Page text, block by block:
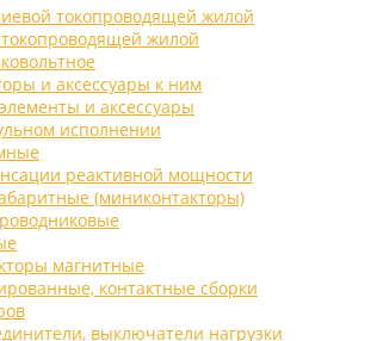
токопроводящей жилой
жилой
и аксессуары к ним
и аксессуары
исполнении
реактивной мощности
(миниконтакторы)
магнитные
контактные сборки
выключатели нагрузки